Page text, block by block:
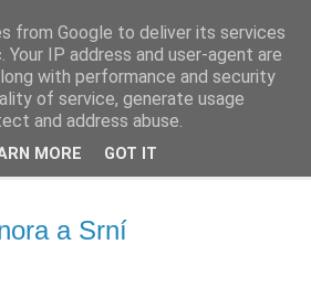
horách
a Srní
from Google to deliver its services
IP address and user-agent are
with performance and security
of service, generate usage
and address abuse.
MORE GOT IT